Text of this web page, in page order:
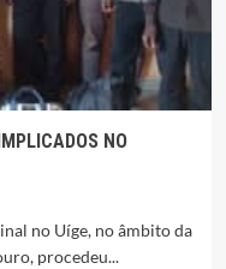
NO
no Uíge, no âmbito da
procedeu...